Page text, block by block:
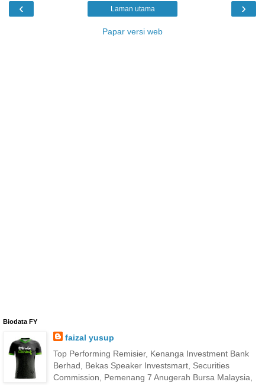
‹ ›
Laman utama
Papar versi web
Biodata FY
faizal yusup
Top Performing Remisier, Kenanga Investment Bank
Berhad, Bekas Speaker Investsmart, Securities
Commission, Pemenang 7 Anugerah Bursa Malaysia,